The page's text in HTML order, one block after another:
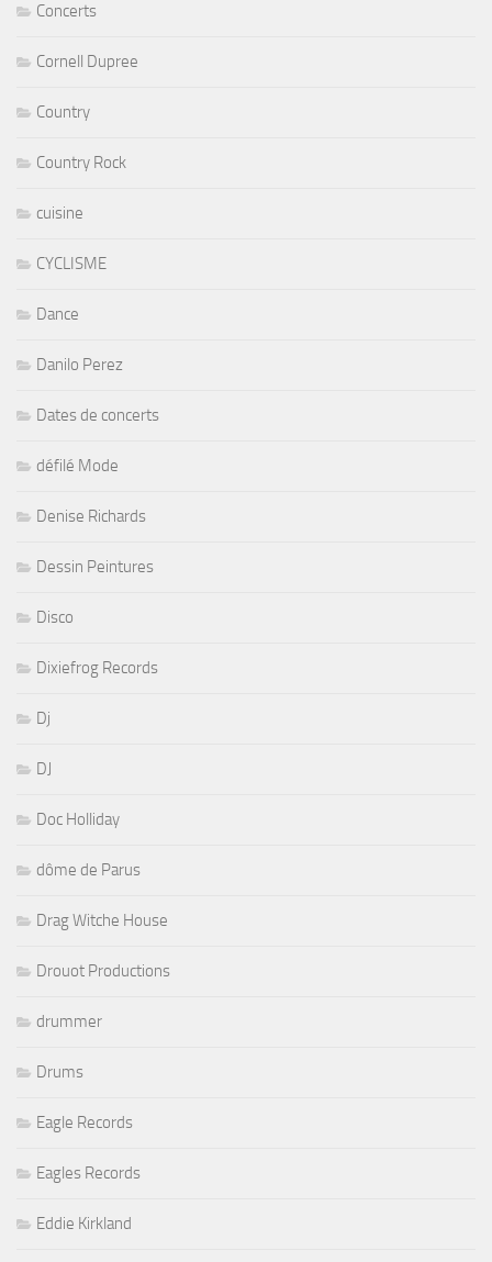
Concerts
Cornell Dupree
Country
Country Rock
cuisine
CYCLISME
Dance
Danilo Perez
Dates de concerts
défilé Mode
Denise Richards
Dessin Peintures
Disco
Dixiefrog Records
Dj
DJ
Doc Holliday
dôme de Parus
Drag Witche House
Drouot Productions
drummer
Drums
Eagle Records
Eagles Records
Eddie Kirkland